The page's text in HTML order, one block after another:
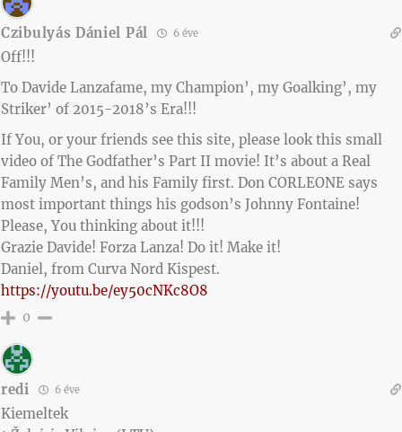
Czibulyás Dániel Pál 6 éve
Off!!!
To Davide Lanzafame, my Champion’, my Goalking’, my
Striker’ of 2015-2018’s Era!!!
If You, or your friends see this site, please look this small
video of The Godfather’s Part II movie! It’s about a Real
Family Men’s, and his Family first. Don CORLEONE says
most important things his godson’s Johnny Fontaine!
Please, You thinking about it!!!
Grazie Davide! Forza Lanza! Do it! Make it!
Daniel, from Curva Nord Kispest.
https://youtu.be/ey50cNKc8O8
0
redi 6 éve
Kiemeltek